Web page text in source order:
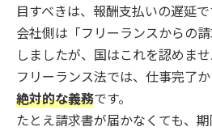
目すべきは、報酬支払いの遅延で
会社側は「フリーランスからの
しましたが、国はこれを認めませ
フリーランス法では、仕事完了
絶対的な義務です。
たとえ請求書が届かなくても、